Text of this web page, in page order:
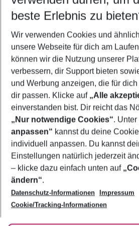
5-8 Nächte
2 Erwachsene Keine Kinder
Mehr Filter
Footer
Footer navigation
Über uns
AGB
Bestpreisgarantie
Cookie-Einstellungen ändern
Cookie-Richtlinie
Agenturbetreuung
Barrierefreies Reisen
Folge uns
beste Erlebnis zu
Wir verwenden Cookies und
unsere Webseite für dich am
können wir die Nutzung unserer
verbessern, dir Support bieten
und Werbung anzeigen, die für
dir passen. Klicke auf „Alle
einverstanden bist. Dir reicht das
„Nur notwendige Cookies“. Unter
anpassen“ kannst du deine
individuell anpassen. Du kannst
Einstellungen natürlich jederzeit
– klicke dazu einfach unten auf
ändern“.
Datenschutz-Informationen
Impressum
Cookie/Tracking-Informationen